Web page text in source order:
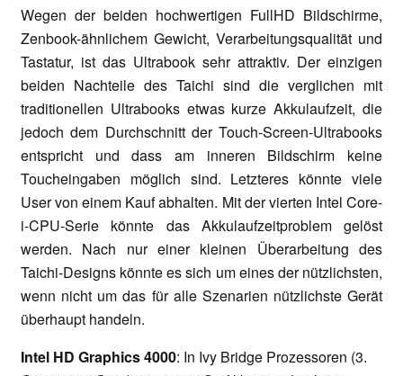
Wegen der beiden hochwertigen FullHD Bildschirme,
Zenbook-ähnlichem Gewicht, Verarbeitungsqualität und
Tastatur, ist das Ultrabook sehr attraktiv. Der einzigen
beiden Nachteile des Taichi sind die verglichen mit
traditionellen Ultrabooks etwas kurze Akkulaufzeit, die
jedoch dem Durchschnitt der Touch-Screen-Ultrabooks
entspricht und dass am inneren Bildschirm keine
Toucheingaben möglich sind. Letzteres könnte viele
User von einem Kauf abhalten. Mit der vierten Intel Core-
i-CPU-Serie könnte das Akkulaufzeitproblem gelöst
werden. Nach nur einer kleinen Überarbeitung des
Taichi-Designs könnte es sich um eines der nützlichsten,
wenn nicht um das für alle Szenarien nützlichste Gerät
überhaupt handeln.
Intel HD Graphics 4000: In Ivy Bridge Prozessoren (3.